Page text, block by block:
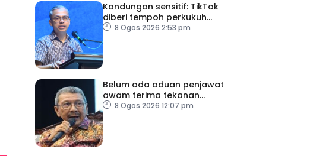
Kandungan sensitif: TikTok
diberi tempoh perkukuh
sistem moderasi
8 Ogos 2026 2:53 pm
Belum ada aduan penjawat
awam terima tekanan
daripada ahli politik
8 Ogos 2026 12:07 pm